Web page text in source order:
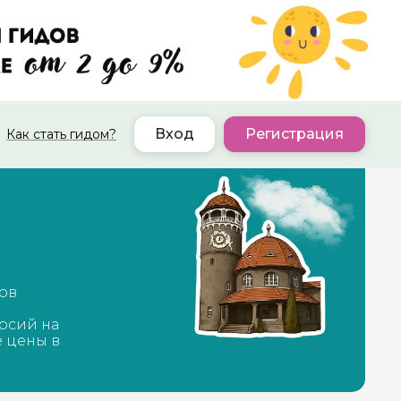
Как стать гидом? Вход Регистрация
на
цены в